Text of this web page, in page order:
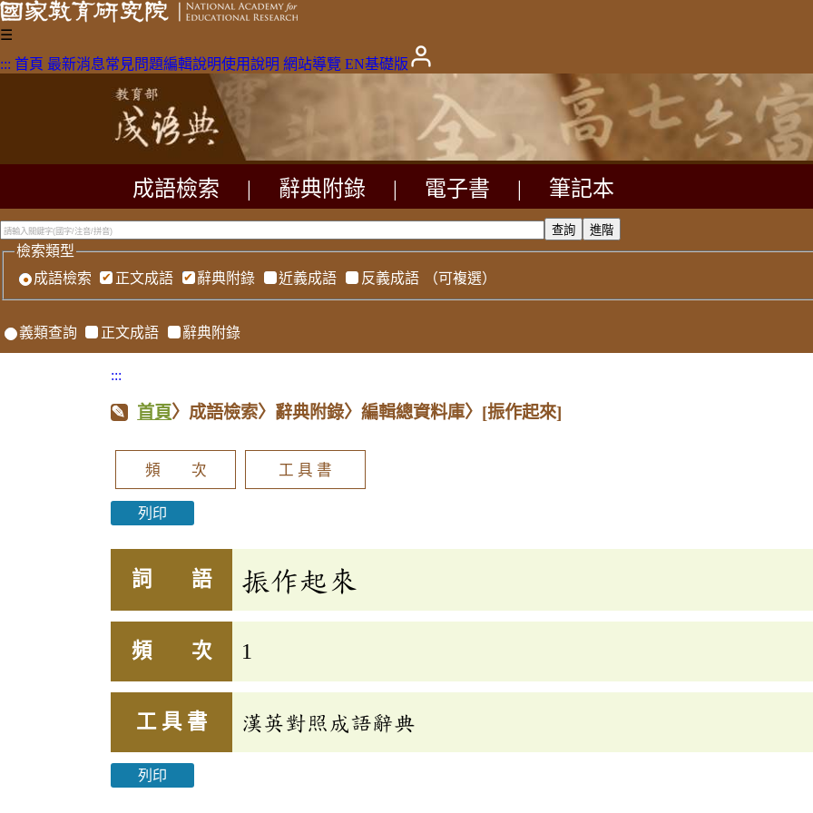
☰
::: 首頁 最新消息常見問題編輯說明使用說明 網站導覽 EN基礎版
成語檢索 辭典附錄 電子書 筆記本
檢索類型
成語檢索
正文成語 辭典附錄 近義成語 反義成語 （可複選）
義類查詢 正文成語 辭典附錄
:::
首頁〉成語檢索〉辭典附錄〉編輯總資料庫〉 [振作起來]
頻 次 工 具 書
列印
詞 語 振作起來
頻 次 1
工 具 書 漢英對照成語辭典
列印